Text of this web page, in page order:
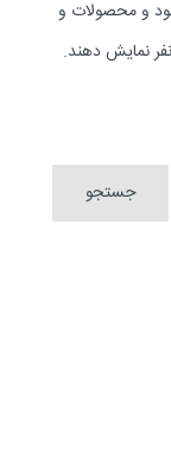
و محصولات و
نمایش دهند.